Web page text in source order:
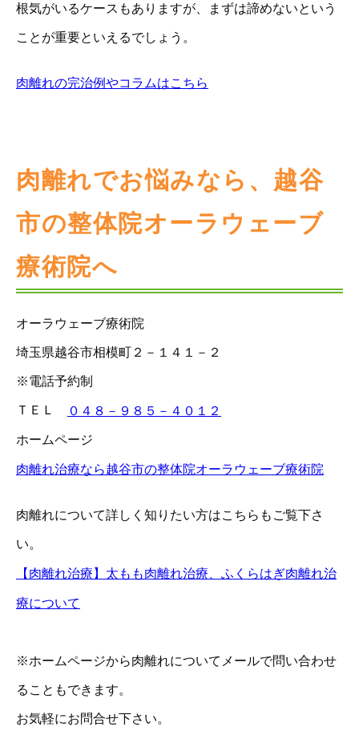
根気がいるケースもありますが、まずは諦めないという
ことが重要といえるでしょう。
肉離れの完治例やコラムはこちら
肉離れでお悩みなら、越谷
市の整体院オーラウェーブ
療術院へ
オーラウェーブ療術院
埼玉県越谷市相模町２－１４１－２
※電話予約制
ＴＥＬ ０４８－９８５－４０１２
ホームページ
肉離れ治療なら越谷市の整体院オーラウェーブ療術院
肉離れについて詳しく知りたい方はこちらもご覧下さ
い。
【肉離れ治療】太もも肉離れ治療、ふくらはぎ肉離れ治
療について
※ホームページから肉離れについてメールで問い合わせ
ることもできます。
お気軽にお問合せ下さい。